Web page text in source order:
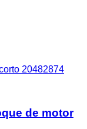
20482874
de motor